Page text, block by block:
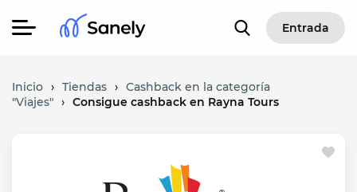
Entrada
Inicio › Tiendas › Cashback en la categoría
"Viajes" › Consigue cashback en Rayna Tours